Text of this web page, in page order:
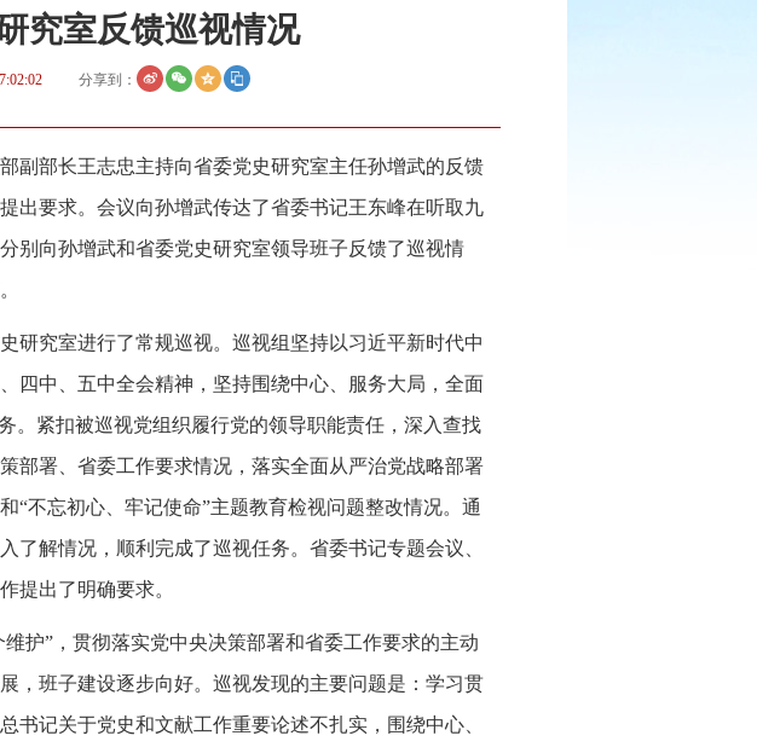
究室反馈巡视情况
分享到：
副部长王志忠主持向省委党史研究室主任孙增武的反馈
出要求。会议向孙增武传达了省委书记王东峰在听取九
别向孙增武和省委党史研究室领导班子反馈了巡视情
研究室进行了常规巡视。巡视组坚持以习近平新时代中
四中、五中全会精神，坚持围绕中心、服务大局，全面
。紧扣被巡视党组织履行党的领导职能责任，深入查找
部署、省委工作要求情况，落实全面从严治党战略部署
“不忘初心、牢记使命”主题教育检视问题整改情况。通
解情况，顺利完成了巡视任务。省委书记专题会议、
提出了明确要求。
护”，贯彻落实党中央决策部署和省委工作要求的主动
，班子建设逐步向好。巡视发现的主要问题是：学习贯
记关于党史和文献工作重要论述不扎实，围绕中心、